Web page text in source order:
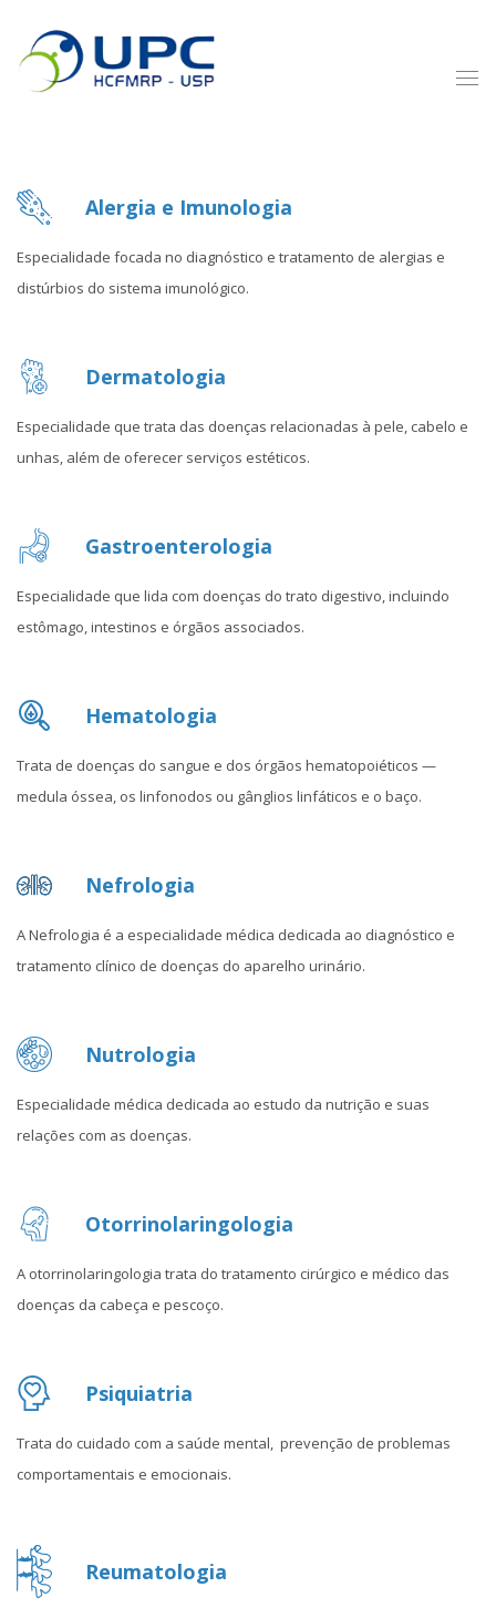
Alergia e Imunologia
Especialidade focada no diagnóstico e tratamento de alergias e
distúrbios do sistema imunológico.
Dermatologia
Especialidade que trata das doenças relacionadas à pele, cabelo e
unhas, além de oferecer serviços estéticos.
Gastroenterologia
Especialidade que lida com doenças do trato digestivo, incluindo
estômago, intestinos e órgãos associados.
Hematologia
Trata de doenças do sangue e dos órgãos hematopoiéticos —
medula óssea, os linfonodos ou gânglios linfáticos e o baço.
Nefrologia
A Nefrologia é a especialidade médica dedicada ao diagnóstico e
tratamento clínico de doenças do aparelho urinário.
Nutrologia
Especialidade médica dedicada ao estudo da nutrição e suas
relações com as doenças.
Otorrinolaringologia
A otorrinolaringologia trata do tratamento cirúrgico e médico das
doenças da cabeça e pescoço.
Psiquiatria
Trata do cuidado com a saúde mental, prevenção de problemas
comportamentais e emocionais.
Reumatologia